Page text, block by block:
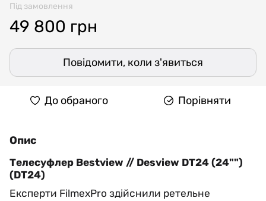
Під замовлення
49 800 грн
Повідомити, коли з'явиться
До обраного Порівняти
Опис
Телесуфлер Bestview // Desview DT24 (24"")
(DT24)
Експерти FilmexPro здійснили ретельне